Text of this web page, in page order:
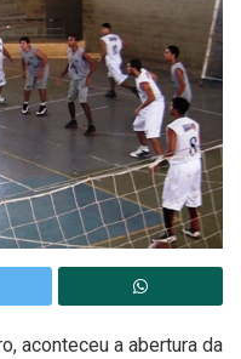
aconteceu a abertura da